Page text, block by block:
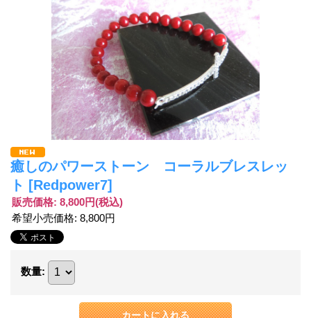
癒しのパワーストーン コーラルブレスレッ
ト [Redpower7]
販売価格: 8,800円(税込)
希望小売価格: 8,800円
数量: